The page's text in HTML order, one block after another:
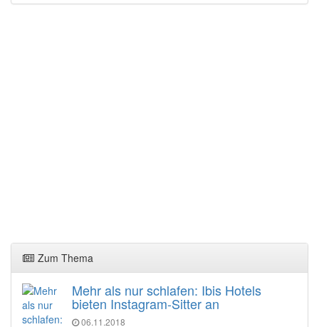
Zum Thema
Mehr als nur schlafen: Ibis Hotels
bieten Instagram-Sitter an
06.11.2018